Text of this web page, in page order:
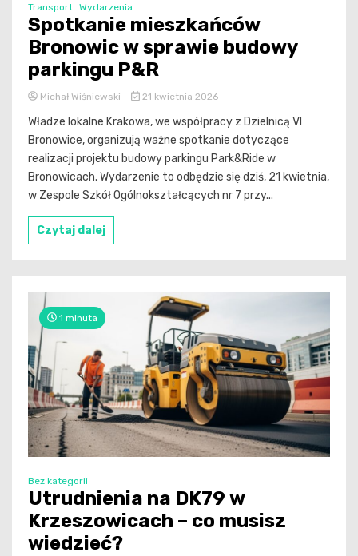
Transport Wydarzenia
Spotkanie mieszkańców
Bronowic w sprawie budowy
parkingu P&R
Michał Wiśniewski 21 kwietnia 2026
Władze lokalne Krakowa, we współpracy z Dzielnicą VI
Bronowice, organizują ważne spotkanie dotyczące
realizacji projektu budowy parkingu Park&Ride w
Bronowicach. Wydarzenie to odbędzie się dziś, 21 kwietnia,
w Zespole Szkół Ogólnokształcących nr 7 przy...
Czytaj dalej
1 minuta
Bez kategorii
Utrudnienia na DK79 w
Krzeszowicach – co musisz
wiedzieć?